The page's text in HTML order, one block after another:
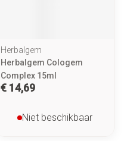
Herbalgem
Herbalgem Cologem
Complex 15ml
€ 14,69
Niet beschikbaar